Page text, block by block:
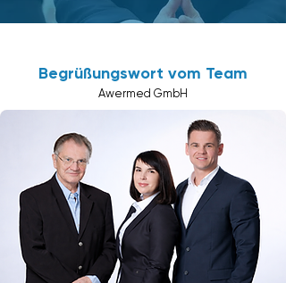
Begrüßungswort vom Team
Awermed GmbH